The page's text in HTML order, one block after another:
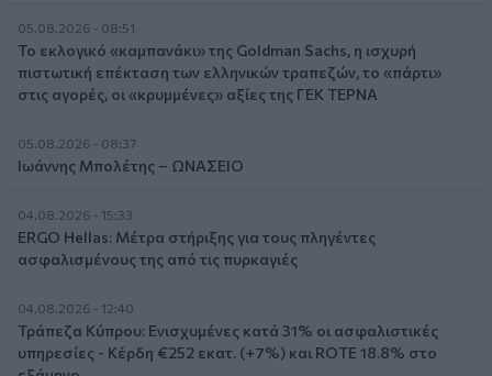
05.08.2026 - 08:51
Το εκλογικό «καμπανάκι» της Goldman Sachs, η ισχυρή
πιστωτική επέκταση των ελληνικών τραπεζών, το «πάρτι»
στις αγορές, οι «κρυμμένες» αξίες της ΓΕΚ ΤΕΡΝΑ
05.08.2026 - 08:37
Ιωάννης Μπολέτης – ΩΝΑΣΕΙΟ
04.08.2026 - 15:33
ERGO Hellas: Μέτρα στήριξης για τους πληγέντες
ασφαλισμένους της από τις πυρκαγιές
04.08.2026 - 12:40
Τράπεζα Κύπρου: Ενισχυμένες κατά 31% οι ασφαλιστικές
υπηρεσίες - Κέρδη €252 εκατ. (+7%) και ROTE 18.8% στο